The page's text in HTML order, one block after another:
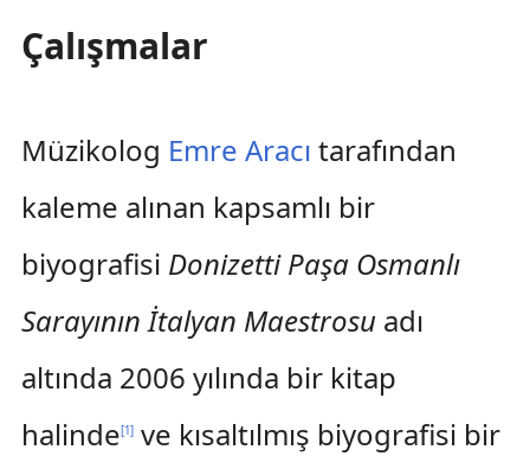
Çalışmalar
Müzikolog Emre Aracı tarafından
kaleme alınan kapsamlı bir
biyografisi Donizetti Paşa Osmanlı
Sarayının İtalyan Maestrosu adı
altında 2006 yılında bir kitap
halinde[1]ve kısaltılmış biyografisi bir